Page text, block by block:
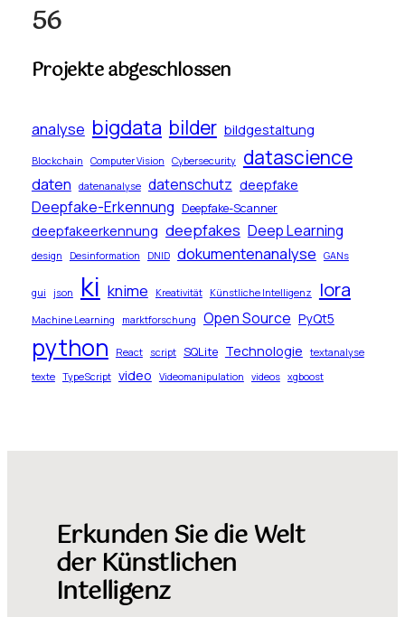
56
Projekte abgeschlossen
analyse bigdata bilder bildgestaltung
Blockchain Computer Vision Cybersecurity datascience
daten datenanalyse datenschutz deepfake
Deepfake-Erkennung Deepfake-Scanner
deepfakeerkennung deepfakes Deep Learning
design Desinformation DNID dokumentenanalyse GANs
gui json ki knime Kreativität Künstliche Intelligenz lora
Machine Learning marktforschung Open Source PyQt5
python React script SQLite Technologie
textanalyse
texte TypeScript video Videomanipulation videos xgboost
Erkunden Sie die Welt
der Künstlichen
Intelligenz